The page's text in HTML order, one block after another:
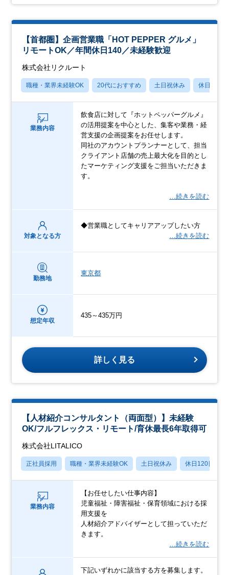
【首都圏】企画営業職「HOT PEPPER グルメ」
リモートOK／年間休日140／未経験歓迎
株式会社リクルート
職種・業界未経験OK 20代におすすめ 土日祝休み 休日120日
業務内容
飲食店に対して『ホットペッパーグルメ』
の活用提案を中心とした、集客や業務・経
営支援の企画提案をお任せします。
同社のアカウントプランナーとして、担当
クライアント店舗の売上最大化を目的とし
たマーケティング支援をご担当いただきま
す。
…続きを読む
対象となる方
◆営業職としてキャリアアップしたい方
…続きを読む
勤務地
東京都
想定年収
435～435万円
詳しく見る
【人材紹介コンサルタント（両面型）】未経験
OK/フルフレックス・リモート/育休最長6年取得可
株式会社LITALICO
正社員採用 職種・業界未経験OK 土日祝休み 休日120日以上
業務内容
【お任せしたい仕事内容】
児童福祉・障害福祉・保育領域における採
用支援を
人材紹介アドバイザーとして担っていただ
きます。
…続きを読む
下記いずれかに該当する方を募集します。